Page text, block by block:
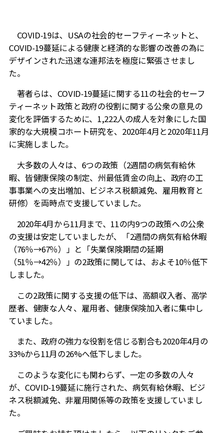
COVID-19は、 USAの社会的セーフティーネットと、
COVID-19蔓延による健康と経済的な影響の改善の為に
デザインされた迅速な連邦法を極度に緊張させまし
た。
著者らは、 COVID-19蔓延に関する11の社会的セーフ
ティーネット政策と政府の役割に関する公衆の意見の
変化を評価するために、 1,222人の成人を対象にした国
家的な大規模コホート研究を、 2020年4月と2020年11月
に実施しました。
大多数の人々は、 6つの政策（2週間の病気有給休
暇、皆健康保険の制定、州最低賃金の向上、政府の工
事事業への支出増加、ビジネス税額減免、雇用教育と
研修）を両時点で支援していました。
2020年4月から11月まで、 11の内9つの政策への公衆
の支援は安定していましたが、「2週間の病気有給休暇
（76％→67％）」と「失業保険期間の延期
（51％→42％）」の2政策に関しては、およそ10％低下
しました。
この2政策に関する支援の低下は、高額収入者、高学
歴者、健康な人々、雇用者、健康保険加入者に集中し
ていました。
また、政府の強力な役割を信じる割合も2020年4月の
33%から11月の26%へ低下しました。
このような変化にも関わらず、一定の多数の人々
が、 COVID-19蔓延に施行された、病気有給休暇、ビジ
ネス税額減免、非雇用関係等の政策を支援していまし
た。